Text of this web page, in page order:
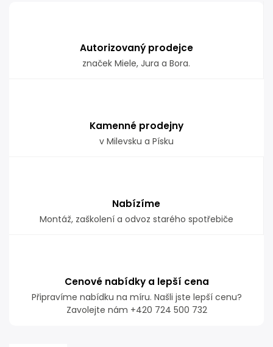
Autorizovaný prodejce
značek Miele, Jura a Bora.
Kamenné prodejny
v Milevsku a Písku
Nabízíme
Montáž, zaškolení a odvoz starého spotřebiče
Cenové nabídky a lepší cena
Připravíme nabídku na míru. Našli jste lepší cenu?
Zavolejte nám +420 724 500 732